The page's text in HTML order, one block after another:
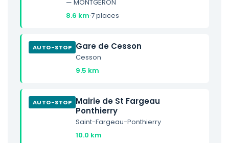
— MONTGERON
8.6 km·7 places
AUTO-STOP Gare de Cesson
Cesson
9.5 km
AUTO-STOP Mairie de St Fargeau
Ponthierry
Saint-Fargeau-Ponthierry
10.0 km